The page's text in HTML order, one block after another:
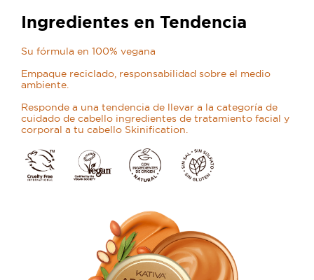
Ingredientes en Tendencia
Su fórmula en 100% vegana
Empaque reciclado, responsabilidad sobre el medio
ambiente.
Responde a una tendencia de llevar a la categoría de
cuidado de cabello ingredientes de tratamiento facial y
corporal a tu cabello Skinification.